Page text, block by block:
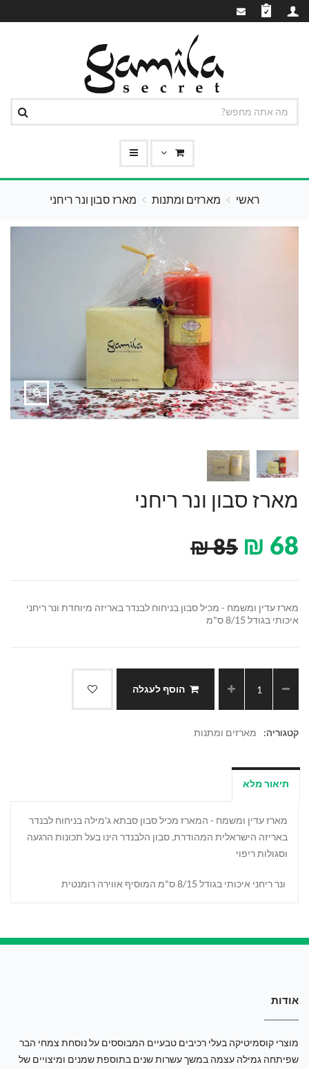
ראשי מארזים ומתנות מארז סבון ונר ריחני
מארז סבון ונר ריחני
68
₪
85
₪
מארז עדין ומשמח - מכיל סבון בניחוח לבנדר באריזה מיוחדת ונר ריחני
איכותי בגודל 8/15 ס"מ
הוסף לעגלה
קטגוריה: מארזים ומתנות
תיאור מלא
מארז עדין ומשמח - המארז מכיל סבון סבתא ג'מילה בניחוח לבנדר
באריזה הישראלית המהודרת, סבון הלבנדר הינו בעל תכונות הרגעה
וסגולות ריפוי
ונר ריחני איכותי בגודל 8/15 ס"מ המוסיף אווירה רומנטית
אודות
מוצרי קוסמיטיקה בעלי רכיבים טבעיים המבוססים על נוסחת צמחי הבר
שפיתחה גמילה עצמה במשך עשרות שנים בתוספת שמנים ומיצויים של